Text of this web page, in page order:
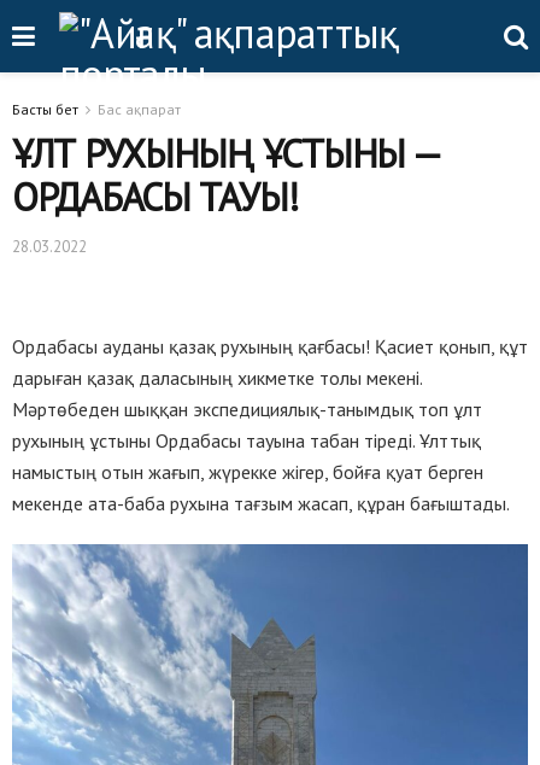
Басты бет Бас ақпарат
ҰЛТ РУХЫНЫҢ ҰСТЫНЫ —
ОРДАБАСЫ ТАУЫ!
28.03.2022
Ордабасы ауданы қазақ рухының қағбасы! Қасиет қонып, құт
дарыған қазақ даласының хикметке толы мекені.
Мәртөбеден шыққан экспедициялық-танымдық топ ұлт
рухының ұстыны Ордабасы тауына табан тіреді. Ұлттық
намыстың отын жағып, жүрекке жігер, бойға қуат берген
мекенде ата-баба рухына тағзым жасап, құран бағыштады.